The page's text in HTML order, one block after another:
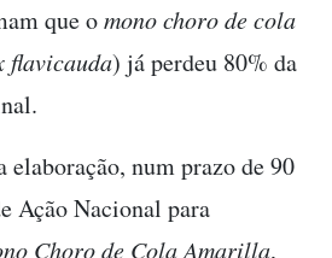
que omono choro de cola
flavicauda) já perdeu 80% da
elaboração, num prazo de 90
Ação Nacional para
Choro de Cola Amarilla,